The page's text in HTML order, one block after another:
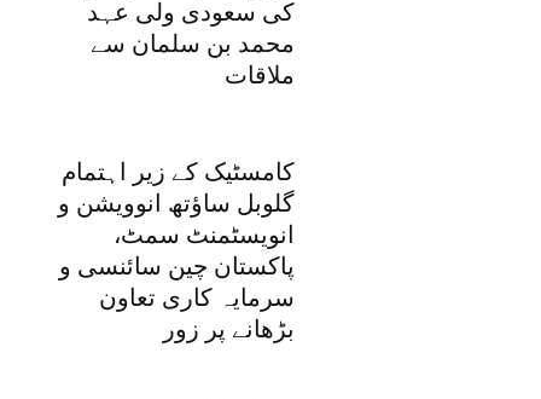
کی سعودی ولی عہد
محمد بن سلمان سے
ملاقات
کامسٹیک کے زیر اہتمام
گلوبل ساؤتھ انوویشن و
انویسٹمنٹ سمٹ،
پاکستان چین سائنسی و
سرمایہ کاری تعاون
بڑھانے پر زور